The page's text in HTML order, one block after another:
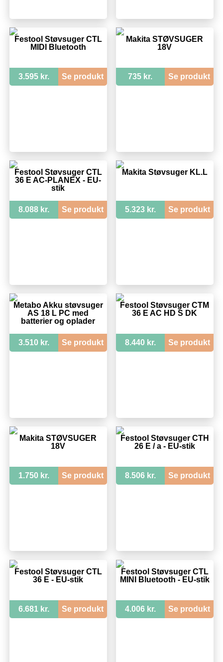
Festool Støvsuger CTL
MIDI Bluetooth
3.595 kr. Se produkt
Makita STØVSUGER
18V
735 kr. Se produkt
Festool Støvsuger CTL
36 E AC-PLANEX - EU-
stik
8.088 kr. Se produkt
Makita Støvsuger KL.L
5.323 kr. Se produkt
Metabo Akku støvsuger
AS 18 L PC med
batterier og oplader
3.510 kr. Se produkt
Festool Støvsuger CTM
36 E AC HD S DK
8.440 kr. Se produkt
Makita STØVSUGER
18V
1.750 kr. Se produkt
Festool Støvsuger CTH
26 E / a - EU-stik
8.506 kr. Se produkt
Festool Støvsuger CTL
36 E - EU-stik
6.681 kr. Se produkt
Festool Støvsuger CTL
MINI Bluetooth - EU-stik
4.006 kr. Se produkt